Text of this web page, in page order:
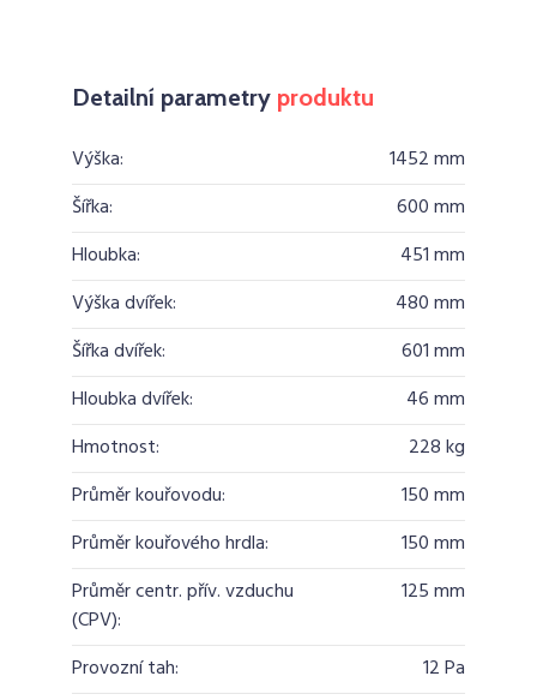
Detailní parametry produktu
Výška:
1452 mm
Šířka:
600 mm
Hloubka:
451 mm
Výška dvířek:
480 mm
Šířka dvířek:
601 mm
Hloubka dvířek:
46 mm
Hmotnost:
228 kg
Průměr kouřovodu:
150 mm
Průměr kouřového hrdla:
150 mm
Průměr centr. přív. vzduchu
(CPV):
125 mm
Provozní tah:
12 Pa